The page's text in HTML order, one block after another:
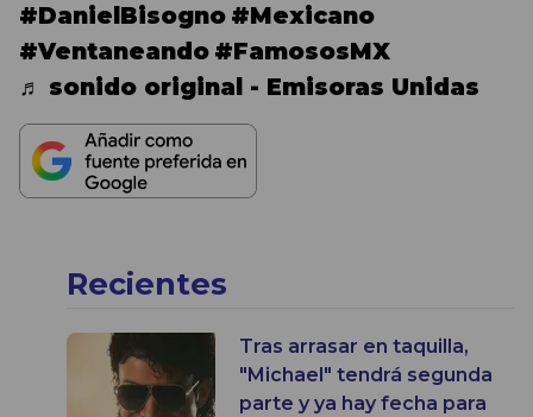
#DanielBisogno #Mexicano
#Ventaneando #FamososMX
♬ sonido original - Emisoras Unidas
Recientes
Tras arrasar en taquilla,
"Michael" tendrá segunda
parte y ya hay fecha para